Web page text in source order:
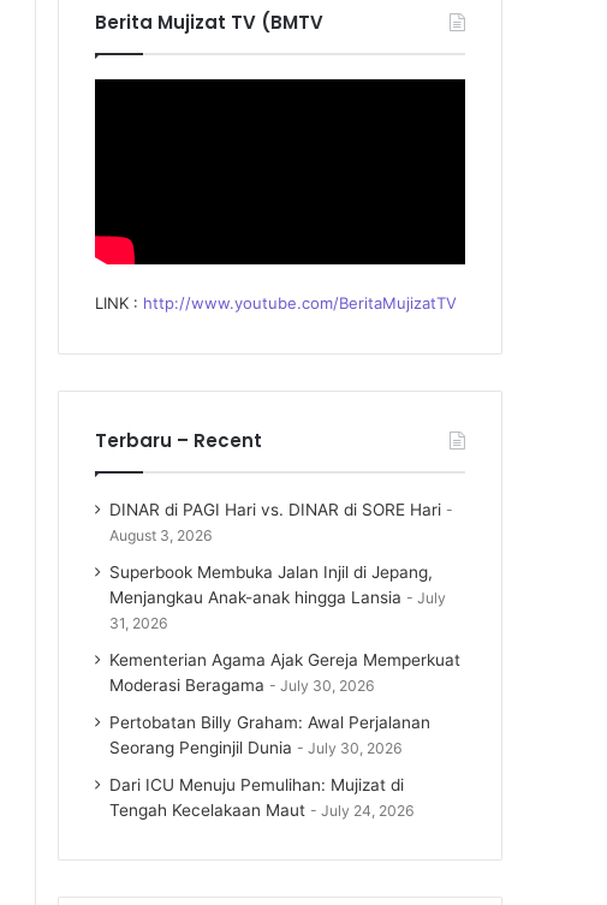
Berita Mujizat TV (BMTV
LINK : http://www.youtube.com/BeritaMujizatTV
Terbaru – Recent
DINAR di PAGI Hari vs. DINAR di SORE Hari
August 3, 2026
Superbook Membuka Jalan Injil di Jepang,
Menjangkau Anak-anak hingga Lansia
July
31, 2026
Kementerian Agama Ajak Gereja Memperkuat
Moderasi Beragama
July 30, 2026
Pertobatan Billy Graham: Awal Perjalanan
Seorang Penginjil Dunia
July 30, 2026
Dari ICU Menuju Pemulihan: Mujizat di
Tengah Kecelakaan Maut
July 24, 2026